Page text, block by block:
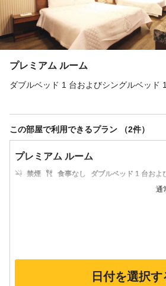
プレミアム ルーム
ダブルベッド 1 台およびシングルベッド
この部屋で利用できるプラン （2件）
プレミアム ルーム
禁煙 食事なし
ダブルベッド 1 台およ
通
日付を選択す